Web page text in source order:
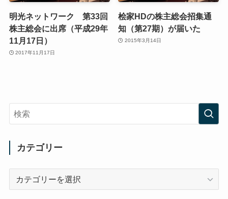
明光ネットワーク 第33回
株主総会に出席（平成29年
11月17日）
2017年11月17日
桧家HDの株主総会招集通
知（第27期）が届いた
2015年3月14日
カテゴリー